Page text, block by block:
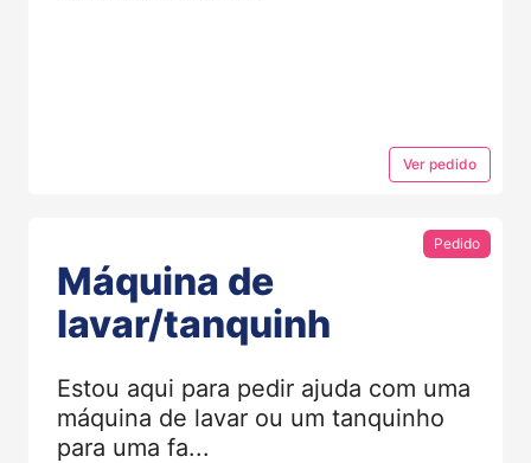
Ver pedido
Pedido
Máquina de
lavar/tanquinh
Estou aqui para pedir ajuda com uma
máquina de lavar ou um tanquinho
para uma fa...